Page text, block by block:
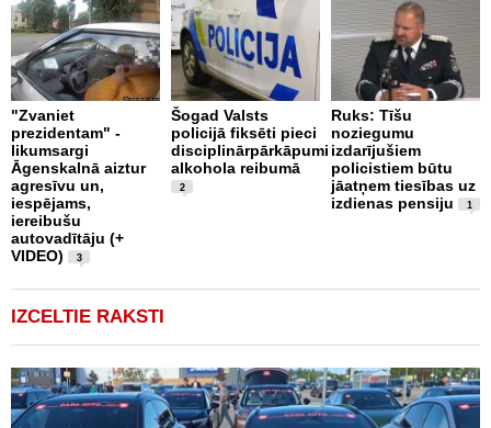
"Zvaniet
prezidentam" -
likumsargi
Āgenskalnā aiztur
agresīvu un,
iespējams,
iereibušu
autovadītāju (+
VIDEO)
3
Šogad Valsts
policijā fiksēti pieci
disciplinārpārkāpumi
alkohola reibumā
2
Ruks: Tīšu
noziegumu
izdarījušiem
policistiem būtu
jāatņem tiesības uz
izdienas pensiju
1
IZCELTIE RAKSTI